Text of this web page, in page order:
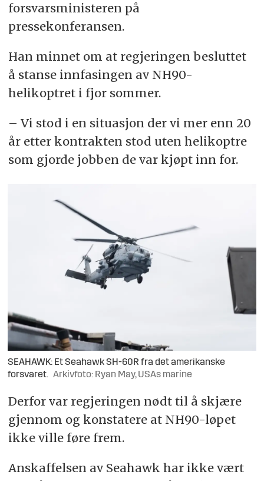
forsvarsministeren på
pressekonferansen.
Han minnet om at regjeringen besluttet
å stanse innfasingen av NH90-
helikoptret i fjor sommer.
– Vi stod i en situasjon der vi mer enn 20
år etter kontrakten stod uten helikoptre
som gjorde jobben de var kjøpt inn for.
SEAHAWK: Et Seahawk SH-60R fra det amerikanske
forsvaret. Arkivfoto: Ryan May, USAs marine
Derfor var regjeringen nødt til å skjære
gjennom og konstatere at NH90-løpet
ikke ville føre frem.
Anskaffelsen av Seahawk har ikke vært